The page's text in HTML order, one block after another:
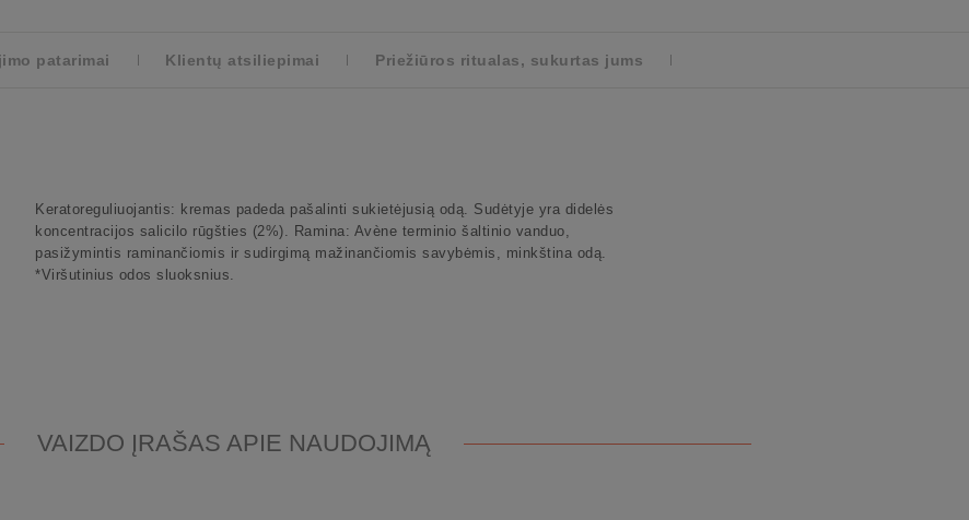
patarimai Klientų atsiliepimai Priežiūros ritualas, sukurtas jums
Keratoreguliuojantis: kremas padeda pašalinti sukietėjusią odą. Sudėtyje yra didelės
koncentracijos salicilo rūgšties (2%). Ramina: Avène terminio šaltinio vanduo,
pasižymintis raminančiomis ir sudirgimą mažinančiomis savybėmis, minkština odą.
*Viršutinius odos sluoksnius.
VAIZDO ĮRAŠAS APIE NAUDOJIMĄ